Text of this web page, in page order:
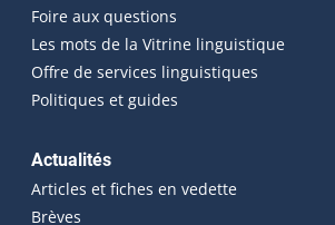
Foire aux questions
Les mots de la Vitrine linguistique
Offre de services linguistiques
Politiques et guides
Actualités
Articles et fiches en vedette
Brèves